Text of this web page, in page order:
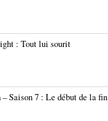
: Tout lui sourit
Saison 7 : Le début de la fin